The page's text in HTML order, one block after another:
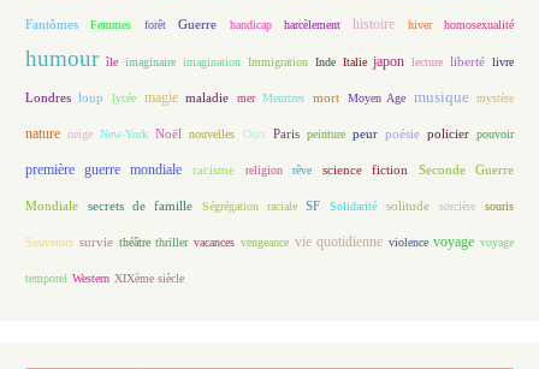
Fantômes Femmes forêt Guerre handicap harcèlement histoire hiver homosexualité
humour île imaginaire imagination Immigration Inde Italie japon lecture liberté livre
Londres loup lycée magie maladie mer Meurtres mort Moyen Age musique mystère
nature neige New-York Noël nouvelles Ours Paris peinture peur poésie policier pouvoir
première guerre mondiale racisme religion rêve science fiction Seconde Guerre
Mondiale secrets de famille Ségrégation raciale SF Solidarité solitude sorcière souris
Souvenirs survie théâtre thriller vacances vengeance vie quotidienne violence voyage voyage
temporel Western XIXème siècle